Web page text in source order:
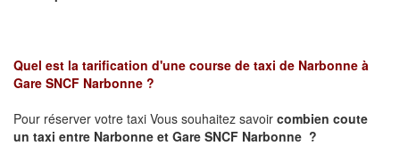
Quel est la tarification d'une course de taxi de Narbonne à
Gare SNCF Narbonne ?
Pour réserver votre taxi Vous souhaitez savoir combien coute
un taxi entre Narbonne et Gare SNCF Narbonne ?